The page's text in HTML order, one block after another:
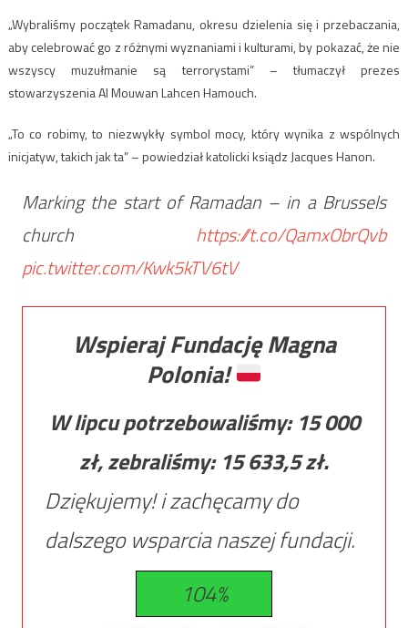
„Wybraliśmy początek Ramadanu, okresu dzielenia się i przebaczania,
aby celebrować go z różnymi wyznaniami i kulturami, by pokazać, że nie
wszyscy muzułmanie są terrorystami” – tłumaczył prezes
stowarzyszenia Al Mouwan Lahcen Hamouch.
„To co robimy, to niezwykły symbol mocy, który wynika z wspólnych
inicjatyw, takich jak ta” – powiedział katolicki ksiądz Jacques Hanon.
Marking the start of Ramadan – in a Brussels
church https://t.co/QamxObrQvb
pic.twitter.com/Kwk5kTV6tV
Wspieraj Fundację Magna
Polonia!
W lipcu potrzebowaliśmy: 15 000
zł, zebraliśmy: 15 633,5zł.
Dziękujemy! i zachęcamy do
dalszego wsparcia naszej fundacji.
104%